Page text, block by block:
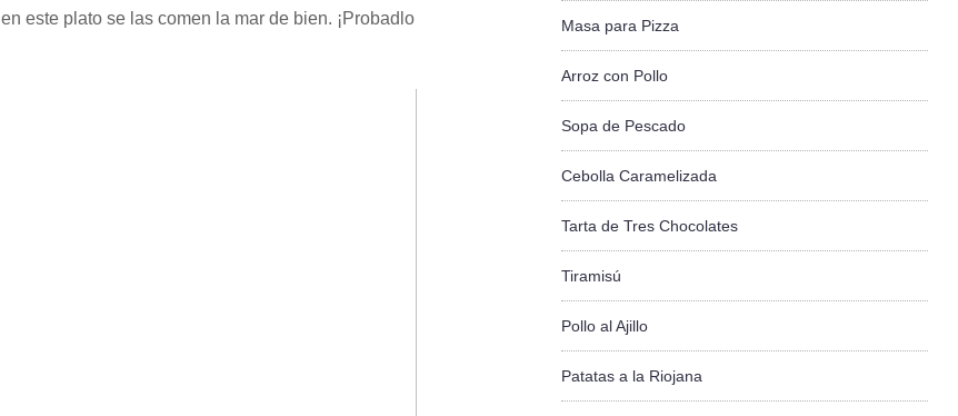
este plato se las comen la mar de bien. ¡Probadlo
Masa para Pizza
Arroz con Pollo
Sopa de Pescado
Cebolla Caramelizada
Tarta de Tres Chocolates
Tiramisú
Pollo al Ajillo
Patatas a la Riojana